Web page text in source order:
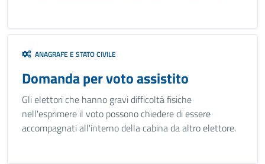
ANAGRAFE E STATO CIVILE
Domanda per voto assistito
Gli elettori che hanno gravi difficoltà fisiche
nell'esprimere il voto possono chiedere di essere
accompagnati all'interno della cabina da altro elettore.